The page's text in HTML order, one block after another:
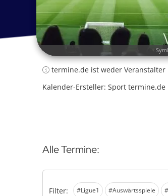
termine.de ist weder Veranstalter
Kalender-Ersteller: Sport termine.de
Alle Termine:
Filter: #Ligue1 #Auswärtsspiele